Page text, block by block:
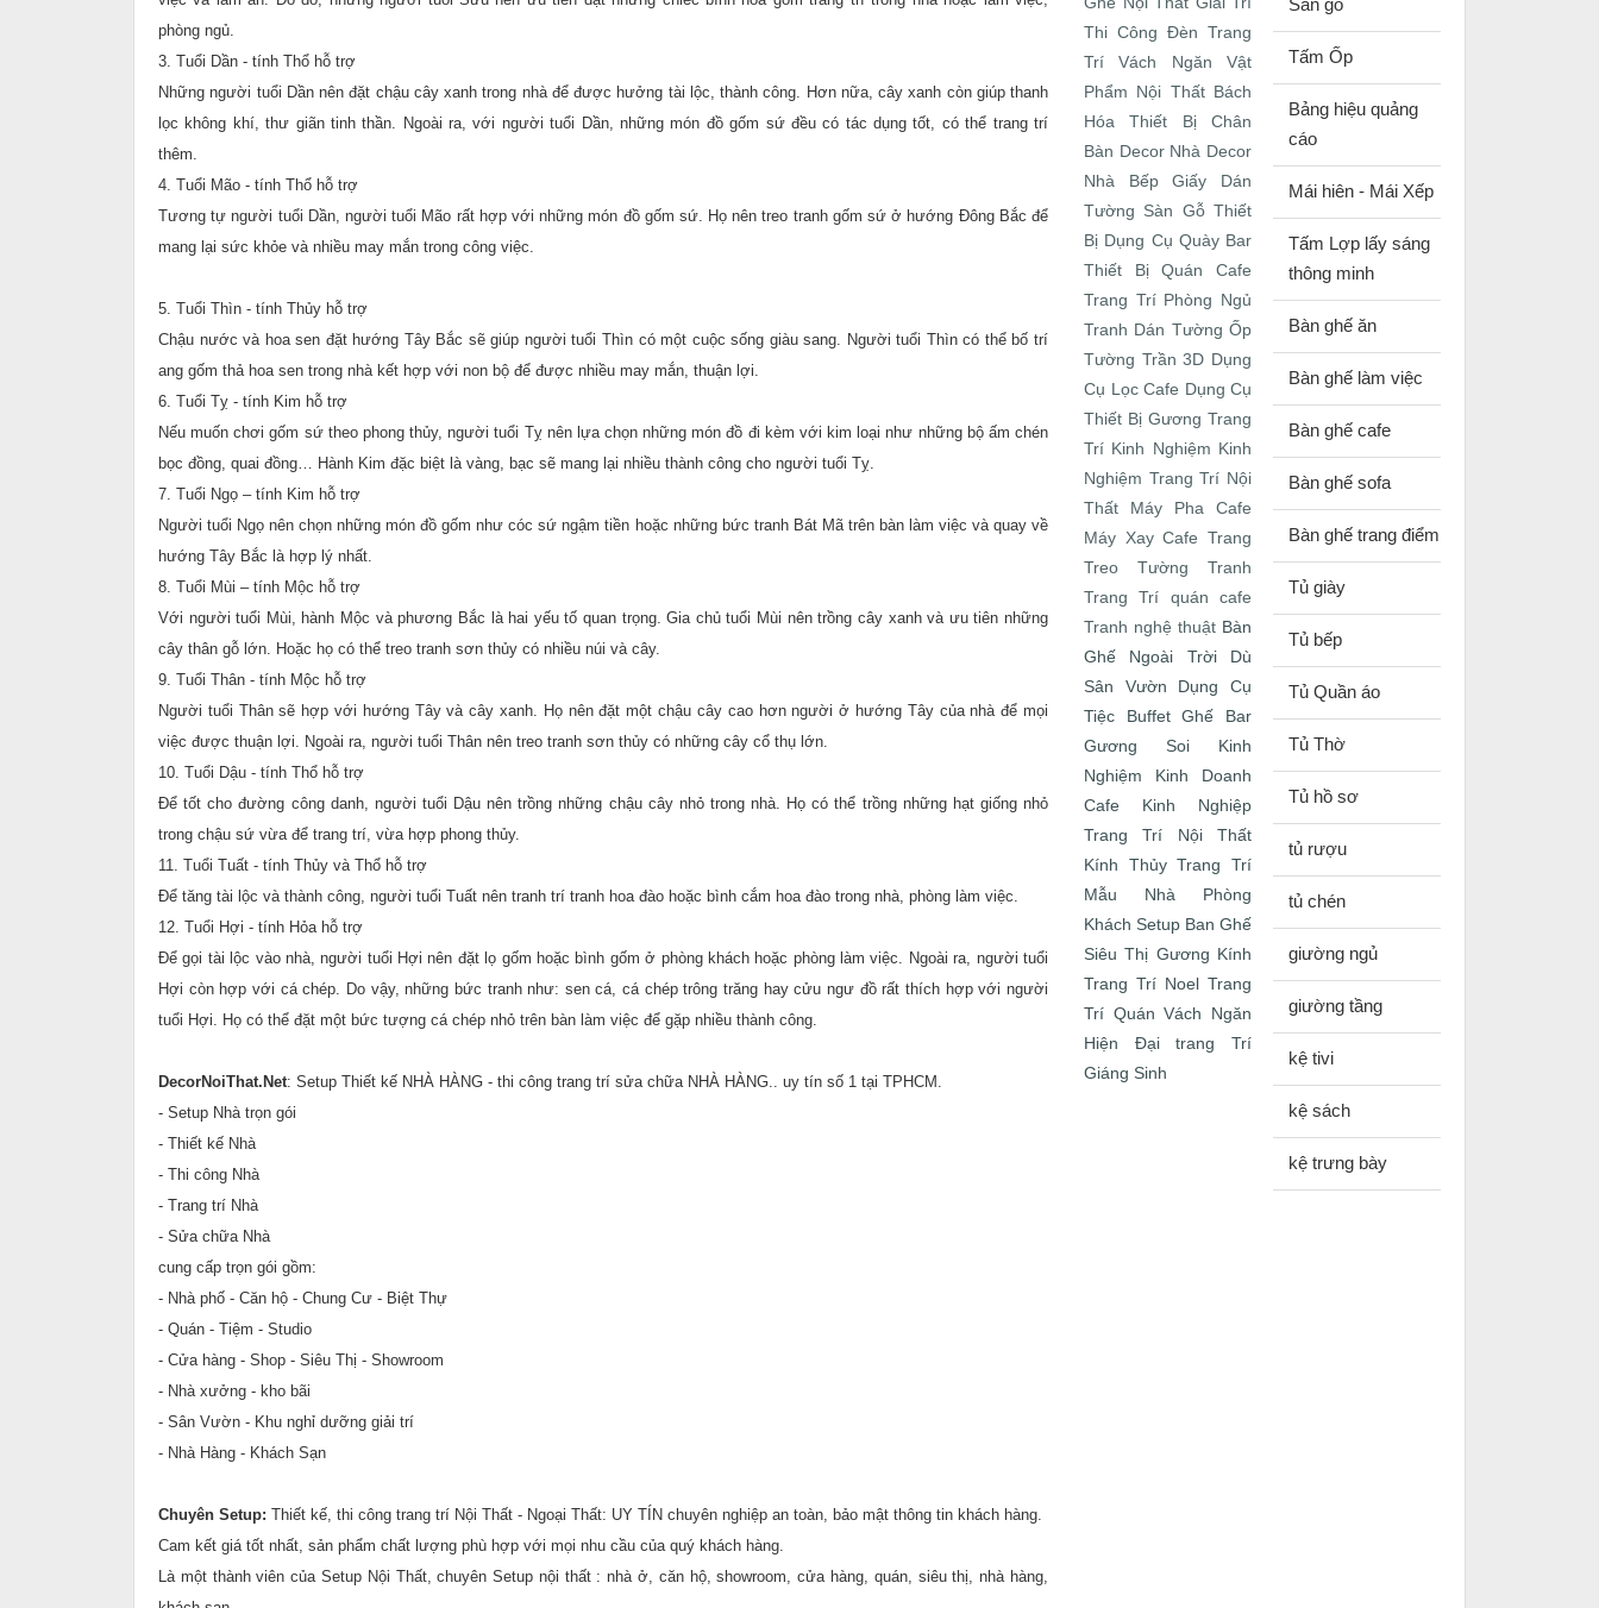
phòng ngủ.
3. Tuổi Dần - tính Thổ hỗ trợ
Những người tuổi Dần nên đặt chậu cây xanh trong nhà để được hưởng tài lộc, thành công. Hơn nữa, cây xanh còn giúp thanh
lọc không khí, thư giãn tinh thần. Ngoài ra, với người tuổi Dần, những món đồ gốm sứ đều có tác dụng tốt, có thể trang trí
thêm.
4. Tuổi Mão - tính Thổ hỗ trợ
Tương tự người tuổi Dần, người tuổi Mão rất hợp với những món đồ gốm sứ. Họ nên treo tranh gốm sứ ở hướng Đông Bắc để
mang lại sức khỏe và nhiều may mắn trong công việc.
5. Tuổi Thìn - tính Thủy hỗ trợ
Chậu nước và hoa sen đặt hướng Tây Bắc sẽ giúp người tuổi Thìn có một cuộc sống giàu sang. Người tuổi Thìn có thể bố trí
ang gốm thả hoa sen trong nhà kết hợp với non bộ để được nhiều may mắn, thuận lợi.
6. Tuổi Tỵ - tính Kim hỗ trợ
Nếu muốn chơi gốm sứ theo phong thủy, người tuổi Tỵ nên lựa chọn những món đồ đi kèm với kim loại như những bộ ấm chén
bọc đồng, quai đồng… Hành Kim đặc biệt là vàng, bạc sẽ mang lại nhiều thành công cho người tuổi Tỵ.
7. Tuổi Ngọ – tính Kim hỗ trợ
Người tuổi Ngọ nên chọn những món đồ gốm như cóc sứ ngậm tiền hoặc những bức tranh Bát Mã trên bàn làm việc và quay về
hướng Tây Bắc là hợp lý nhất.
8. Tuổi Mùi – tính Mộc hỗ trợ
Với người tuổi Mùi, hành Mộc và phương Bắc là hai yếu tố quan trọng. Gia chủ tuổi Mùi nên trồng cây xanh và ưu tiên những
cây thân gỗ lớn. Hoặc họ có thể treo tranh sơn thủy có nhiều núi và cây.
9. Tuổi Thân - tính Mộc hỗ trợ
Người tuổi Thân sẽ hợp với hướng Tây và cây xanh. Họ nên đặt một chậu cây cao hơn người ở hướng Tây của nhà để mọi
việc được thuận lợi. Ngoài ra, người tuổi Thân nên treo tranh sơn thủy có những cây cổ thụ lớn.
10. Tuổi Dậu - tính Thổ hỗ trợ
Để tốt cho đường công danh, người tuổi Dậu nên trồng những chậu cây nhỏ trong nhà. Họ có thể trồng những hạt giống nhỏ
trong chậu sứ vừa để trang trí, vừa hợp phong thủy.
11. Tuổi Tuất - tính Thủy và Thổ hỗ trợ
Để tăng tài lộc và thành công, người tuổi Tuất nên tranh trí tranh hoa đào hoặc bình cắm hoa đào trong nhà, phòng làm việc.
12. Tuổi Hợi - tính Hỏa hỗ trợ
Để gọi tài lộc vào nhà, người tuổi Hợi nên đặt lọ gốm hoặc bình gốm ở phòng khách hoặc phòng làm việc. Ngoài ra, người tuổi
Hợi còn hợp với cá chép. Do vậy, những bức tranh như: sen cá, cá chép trông trăng hay cửu ngư đồ rất thích hợp với người
tuổi Hợi. Họ có thể đặt một bức tượng cá chép nhỏ trên bàn làm việc để gặp nhiều thành công.
DecorNoiThat.Net: Setup Thiết kế NHÀ HÀNG - thi công trang trí sửa chữa NHÀ HÀNG.. uy tín số 1 tại TPHCM.
- Setup Nhà trọn gói
- Thiết kế Nhà
- Thi công Nhà
- Trang trí Nhà
- Sửa chữa Nhà
cung cấp trọn gói gồm:
- Nhà phố - Căn hộ - Chung Cư - Biệt Thự
- Quán - Tiệm - Studio
- Cửa hàng - Shop - Siêu Thị - Showroom
- Nhà xưởng - kho bãi
- Sân Vườn - Khu nghỉ dưỡng giải trí
- Nhà Hàng - Khách Sạn
Chuyên Setup: Thiết kế, thi công trang trí Nội Thất - Ngoại Thất: UY TÍN chuyên nghiệp an toàn, bảo mật thông tin khách hàng.
Cam kết giá tốt nhất, sản phẩm chất lượng phù hợp với mọi nhu cầu của quý khách hàng.
Là một thành viên của Setup Nội Thất, chuyên Setup nội thất : nhà ở, căn hộ, showroom, cửa hàng, quán, siêu thị, nhà hàng,
Thi Công Đèn Trang
Trí
Vách Ngăn
Vật
Phẩm Nội Thất
Bách
Hóa Thiết Bị
Chân
Bàn Decor Nhà Decor
Nhà Bếp
Giấy Dán
Tường Sàn Gỗ Thiết
Bị Dụng Cụ Quày Bar
Thiết Bị Quán Cafe
Trang Trí Phòng Ngủ
Tranh Dán Tường Ốp
Tường Trần 3D Dụng
Cụ Lọc Cafe Dụng Cụ
Thiết Bị Gương Trang
Trí Kinh Nghiệm Kinh
Nghiệm Trang Trí Nội
Thất
Máy Pha Cafe
Máy Xay Cafe
Trang
Treo Tường
Tranh
Trang Trí quán cafe
Tranh nghệ thuật Bàn
Ghế Ngoài Trời
Dù
Sân Vườn
Dụng Cụ
Tiệc Buffet
Ghế Bar
Gương Soi
Kinh
Nghiệm Kinh Doanh
Cafe
Kinh Nghiệp
Trang Trí Nội Thất
Kính Thủy Trang Trí
Mẫu Nhà
Phòng
Khách Setup Ban Ghế
Siêu Thị Gương Kính
Trang Trí Noel Trang
Trí Quán Vách Ngăn
Hiện Đại
trang Trí
Giáng Sinh
Sàn gỗ
Tấm Ốp
Bảng hiệu quảng
cáo
Mái hiên - Mái Xếp
Tấm Lợp lấy sáng
thông minh
Bàn ghế ăn
Bàn ghế làm việc
Bàn ghế cafe
Bàn ghế sofa
Bàn ghế trang điểm
Tủ giày
Tủ bếp
Tủ Quần áo
Tủ Thờ
Tủ hồ sơ
tủ rượu
tủ chén
giường ngủ
giường tầng
kệ tivi
kệ sách
kệ trưng bày